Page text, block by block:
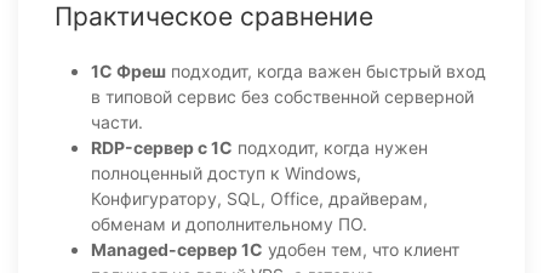
Практическое сравнение
1С Фреш подходит, когда важен быстрый вход
в типовой сервис без собственной серверной
части.
RDP-сервер с 1С подходит, когда нужен
полноценный доступ к Windows,
Конфигуратору, SQL, Office, драйверам,
обменам и дополнительному ПО.
Managed-сервер 1С удобен тем, что клиент